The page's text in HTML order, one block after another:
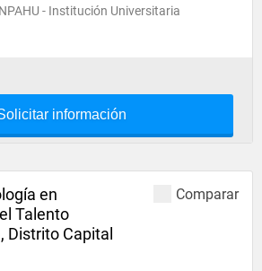
- Institución Universitaria
información
Comparar
en
Talento
Distrito Capital